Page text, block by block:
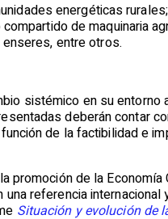
energéticas
de maquinaria
entre otros.
sistémico en su
deberán contar
de la factibilidad e
de la
referencia
Situación y evolución de